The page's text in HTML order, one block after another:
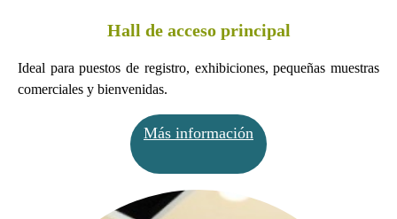
Hall de acceso principal
Ideal para puestos de registro, exhibiciones, pequeñas muestras
comerciales y bienvenidas.
Más información